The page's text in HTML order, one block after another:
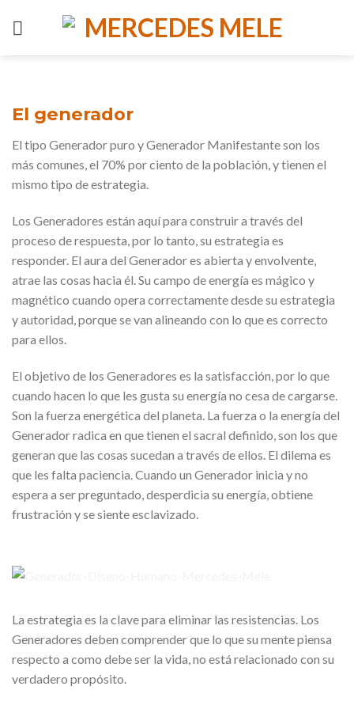
El generador
El tipo Generador puro y Generador Manifestante son los
más comunes, el 70% por ciento de la población, y tienen el
mismo tipo de estrategia.
Los Generadores están aquí para construir a través del
proceso de respuesta, por lo tanto, su estrategia es
responder. El aura del Generador es abierta y envolvente,
atrae las cosas hacia él. Su campo de energía es mágico y
magnético cuando opera correctamente desde su estrategia
y autoridad, porque se van alineando con lo que es correcto
para ellos.
El objetivo de los Generadores es la satisfacción, por lo que
cuando hacen lo que les gusta su energía no cesa de cargarse.
Son la fuerza energética del planeta. La fuerza o la energía del
Generador radica en que tienen el sacral definido, son los que
generan que las cosas sucedan a través de ellos. El dilema es
que les falta paciencia. Cuando un Generador inicia y no
espera a ser preguntado, desperdicia su energía, obtiene
frustración y se siente esclavizado.
La estrategia es la clave para eliminar las resistencias. Los
Generadores deben comprender que lo que su mente piensa
respecto a como debe ser la vida, no está relacionado con su
verdadero propósito.